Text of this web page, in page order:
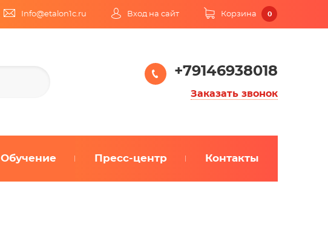
Info@etalon1c.ru Вход на сайт Корзина 0
+79146938018
Заказать звонок
Обучение Пресс-центр Контакты